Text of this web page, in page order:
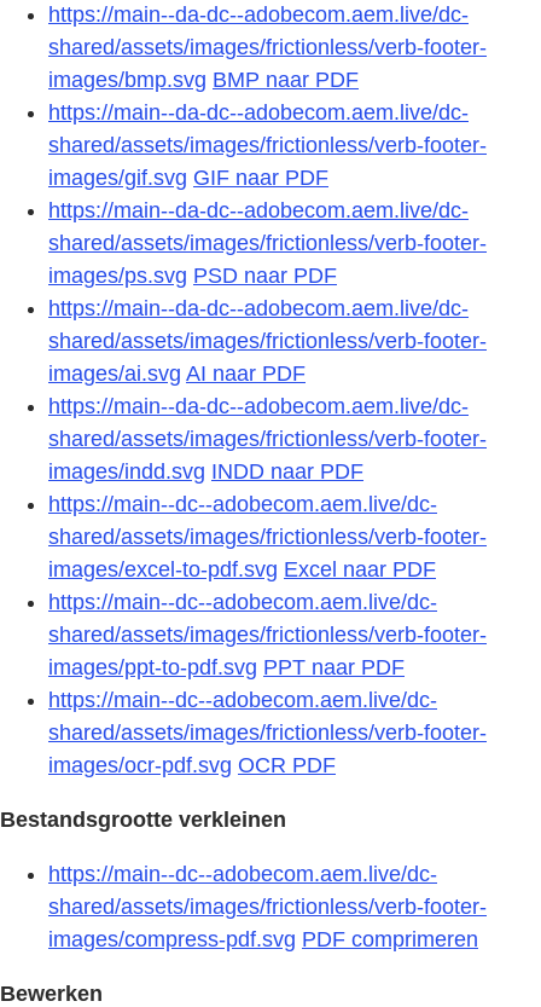
https://main--da-dc--adobecom.aem.live/dc-
shared/assets/images/frictionless/verb-footer-
images/bmp.svg BMP naar PDF
https://main--da-dc--adobecom.aem.live/dc-
shared/assets/images/frictionless/verb-footer-
images/gif.svg GIF naar PDF
https://main--da-dc--adobecom.aem.live/dc-
shared/assets/images/frictionless/verb-footer-
images/ps.svg PSD naar PDF
https://main--da-dc--adobecom.aem.live/dc-
shared/assets/images/frictionless/verb-footer-
images/ai.svg AI naar PDF
https://main--da-dc--adobecom.aem.live/dc-
shared/assets/images/frictionless/verb-footer-
images/indd.svg INDD naar PDF
https://main--dc--adobecom.aem.live/dc-
shared/assets/images/frictionless/verb-footer-
images/excel-to-pdf.svg Excel naar PDF
https://main--dc--adobecom.aem.live/dc-
shared/assets/images/frictionless/verb-footer-
images/ppt-to-pdf.svg PPT naar PDF
https://main--dc--adobecom.aem.live/dc-
shared/assets/images/frictionless/verb-footer-
images/ocr-pdf.svg OCR PDF
Bestandsgrootte verkleinen
https://main--dc--adobecom.aem.live/dc-
shared/assets/images/frictionless/verb-footer-
images/compress-pdf.svg PDF comprimeren
Bewerken